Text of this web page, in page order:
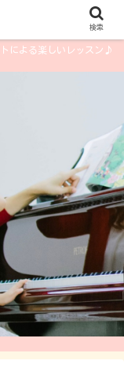
による楽しいレッスン♪
検索